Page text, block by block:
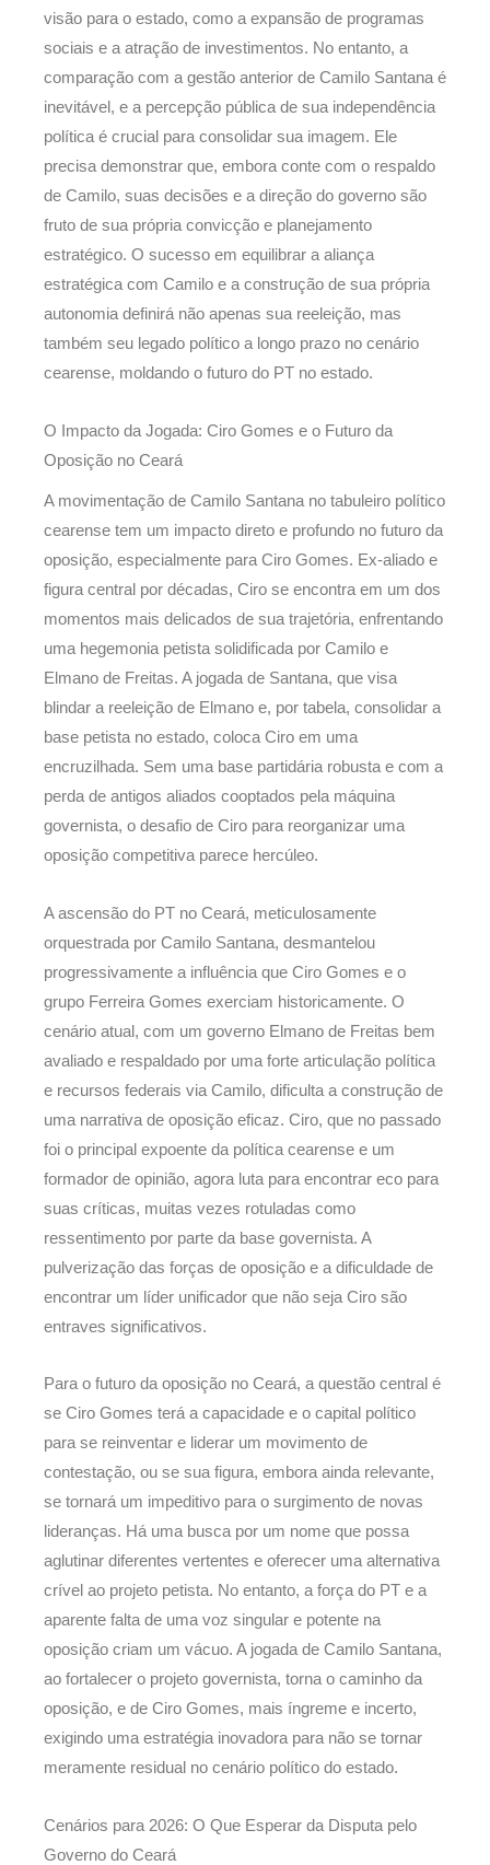
visão para o estado, como a expansão de programas
sociais e a atração de investimentos. No entanto, a
comparação com a gestão anterior de Camilo Santana é
inevitável, e a percepção pública de sua independência
política é crucial para consolidar sua imagem. Ele
precisa demonstrar que, embora conte com o respaldo
de Camilo, suas decisões e a direção do governo são
fruto de sua própria convicção e planejamento
estratégico. O sucesso em equilibrar a aliança
estratégica com Camilo e a construção de sua própria
autonomia definirá não apenas sua reeleição, mas
também seu legado político a longo prazo no cenário
cearense, moldando o futuro do PT no estado.
O Impacto da Jogada: Ciro Gomes e o Futuro da
Oposição no Ceará
A movimentação de Camilo Santana no tabuleiro político
cearense tem um impacto direto e profundo no futuro da
oposição, especialmente para Ciro Gomes. Ex-aliado e
figura central por décadas, Ciro se encontra em um dos
momentos mais delicados de sua trajetória, enfrentando
uma hegemonia petista solidificada por Camilo e
Elmano de Freitas. A jogada de Santana, que visa
blindar a reeleição de Elmano e, por tabela, consolidar a
base petista no estado, coloca Ciro em uma
encruzilhada. Sem uma base partidária robusta e com a
perda de antigos aliados cooptados pela máquina
governista, o desafio de Ciro para reorganizar uma
oposição competitiva parece hercúleo.
A ascensão do PT no Ceará, meticulosamente
orquestrada por Camilo Santana, desmantelou
progressivamente a influência que Ciro Gomes e o
grupo Ferreira Gomes exerciam historicamente. O
cenário atual, com um governo Elmano de Freitas bem
avaliado e respaldado por uma forte articulação política
e recursos federais via Camilo, dificulta a construção de
uma narrativa de oposição eficaz. Ciro, que no passado
foi o principal expoente da política cearense e um
formador de opinião, agora luta para encontrar eco para
suas críticas, muitas vezes rotuladas como
ressentimento por parte da base governista. A
pulverização das forças de oposição e a dificuldade de
encontrar um líder unificador que não seja Ciro são
entraves significativos.
Para o futuro da oposição no Ceará, a questão central é
se Ciro Gomes terá a capacidade e o capital político
para se reinventar e liderar um movimento de
contestação, ou se sua figura, embora ainda relevante,
se tornará um impeditivo para o surgimento de novas
lideranças. Há uma busca por um nome que possa
aglutinar diferentes vertentes e oferecer uma alternativa
crível ao projeto petista. No entanto, a força do PT e a
aparente falta de uma voz singular e potente na
oposição criam um vácuo. A jogada de Camilo Santana,
ao fortalecer o projeto governista, torna o caminho da
oposição, e de Ciro Gomes, mais íngreme e incerto,
exigindo uma estratégia inovadora para não se tornar
meramente residual no cenário político do estado.
Cenários para 2026: O Que Esperar da Disputa pelo
Governo do Ceará